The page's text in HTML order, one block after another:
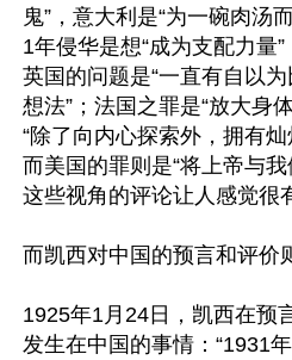
鬼”，意大利是“为一碗肉汤
1年侵华是想“成为支配力量
英国的问题是“一直有自以
想法”；法国之罪是“放大身
“除了向内心探索外，拥有灿
而美国的罪则是“将上帝与我
这些视角的评论让人感觉很
而凯西对中国的预言和评价
1925年1月24日，凯西在预
发生在中国的事情：“1931